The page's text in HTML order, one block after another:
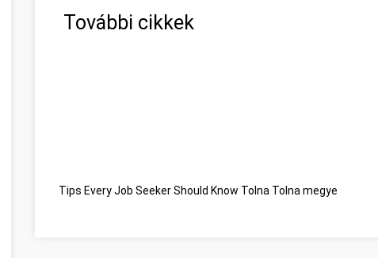
További cikkek
Tips Every Job Seeker Should Know Tolna Tolna megye